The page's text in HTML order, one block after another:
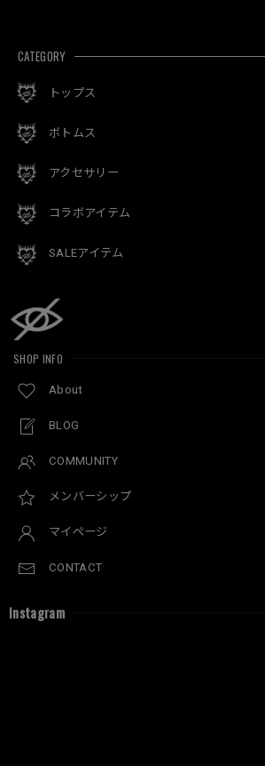
CATEGORY
トップス
ボトムス
アクセサリー
コラボアイテム
SALEアイテム
SHOP INFO
About
BLOG
COMMUNITY
メンバーシップ
マイページ
CONTACT
Instagram